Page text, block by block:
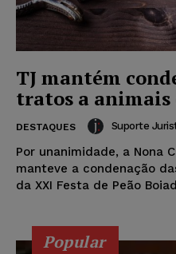
TJ mantém
tratos a animais
DESTAQUES Suporte
Por unanimidade, a Nona
manteve a condenação
da XXI Festa de Peão
Popular